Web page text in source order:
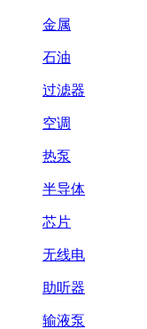
金属
石油
过滤器
空调
热泵
半导体
芯片
无线电
助听器
输液泵